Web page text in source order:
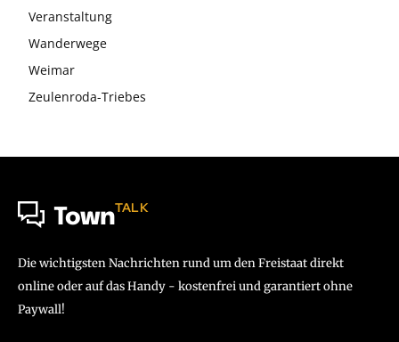
Veranstaltung
Wanderwege
Weimar
Zeulenroda-Triebes
TownTALK
Die wichtigsten Nachrichten rund um den Freistaat direkt
online oder auf das Handy - kostenfrei und garantiert ohne
Paywall!